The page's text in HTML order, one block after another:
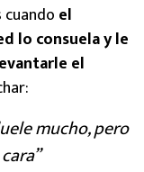
el
lo consuela y le
el
mucho, pero